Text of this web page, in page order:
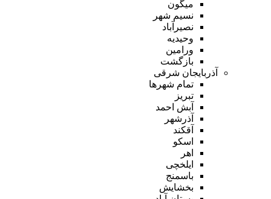
میگون
نسیم شهر
نصیرآباد
وحیدیه
ورامین
بازگشت
آذربایجان شرقی
تمام شهر‌ها
تبریز
آبش احمد
آذرشهر
آقکند
اسکو
اهر
ایلخچی
باسمنج
بخشایش